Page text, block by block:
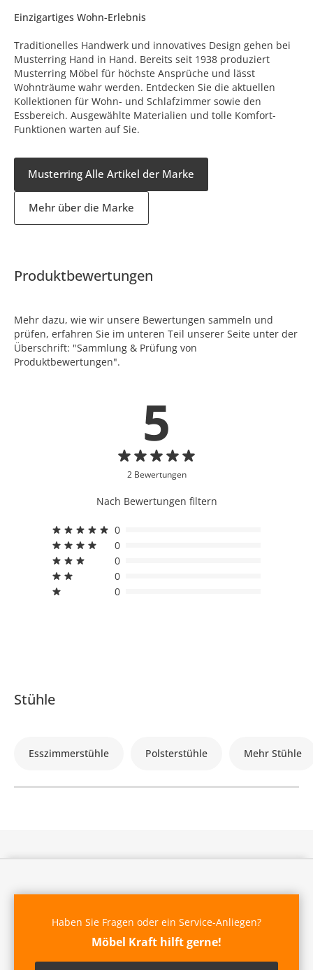
Einzigartiges Wohn-Erlebnis
Traditionelles Handwerk und innovatives Design gehen bei
Musterring Hand in Hand. Bereits seit 1938 produziert
Musterring Möbel für höchste Ansprüche und lässt
Wohnträume wahr werden. Entdecken Sie die aktuellen
Kollektionen für Wohn- und Schlafzimmer sowie den
Essbereich. Ausgewählte Materialien und tolle Komfort-
Funktionen warten auf Sie.
Musterring Alle Artikel der Marke
Mehr über die Marke
Produktbewertungen
Mehr dazu, wie wir unsere Bewertungen sammeln und
prüfen, erfahren Sie im unteren Teil unserer Seite unter der
Überschrift: "Sammlung & Prüfung von
Produktbewertungen".
5
2 Bewertungen
Nach Bewertungen filtern
0
0
0
0
0
Stühle
Esszimmerstühle Polsterstühle Mehr Stühle
Haben Sie Fragen oder ein Service-Anliegen?
Möbel Kraft hilft gerne!